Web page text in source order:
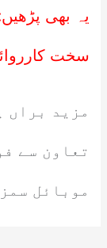
یہ بھی
سخت
مزید براں
تعاون سے
موبائل